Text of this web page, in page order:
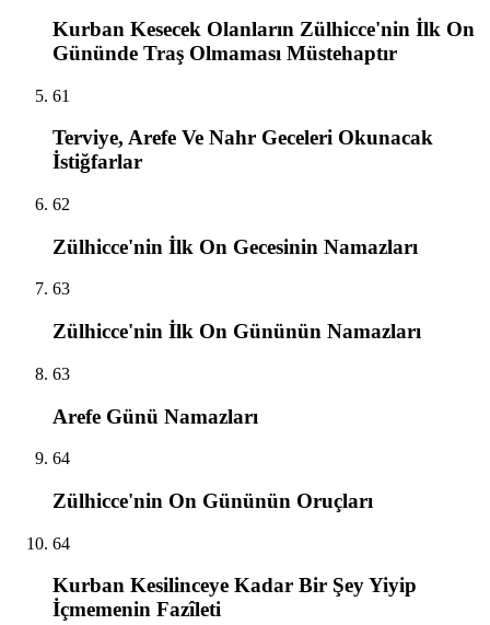
Kurban Kesecek Olanların Zülhicce'nin İlk On
Gününde Traş Olmaması Müstehaptır
61
Terviye, Arefe Ve Nahr Geceleri Okunacak
İstiğfarlar
62
Zülhicce'nin İlk On Gecesinin Namazları
63
Zülhicce'nin İlk On Gününün Namazları
63
Arefe Günü Namazları
64
Zülhicce'nin On Gününün Oruçları
64
Kurban Kesilinceye Kadar Bir Şey Yiyip
İçmemenin Fazîleti